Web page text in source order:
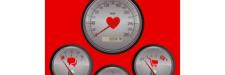
AGGIUNGI AL CARRELLO